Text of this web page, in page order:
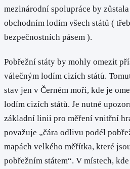
mezinárodní spolupráce by
obchodním lodím všech států (
bezpečnostních pásem ).
Pobřežní státy by mohly omezit
válečným lodím cizích států.
stav jen v Černém moři, kde je
lodím cizích států. Je nutné
základní linii pro měření vnitřní
považuje „čára odlivu podél
mapách velkého měřítka, které
pobřežním státem“. V místech,